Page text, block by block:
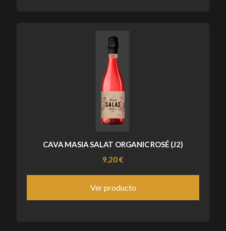
CAVA MASIA SALAT ORGANIC ROSÉ (J2)
9,20 €
Ver producto